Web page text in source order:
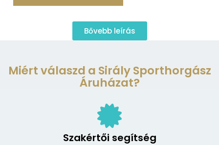
Bővebb leírás
Miért válaszd a Sirály Sporthorgász
Áruházat?
Szakértői segítség